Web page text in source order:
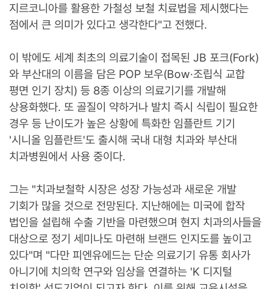
지르코니아를 활용한 가철성 보철 치료법을 제시했다는
점에서 큰 의미가 있다고 생각한다"고 전했다.
이 밖에도 세계 최초의 의료기술이 접목된 JB 포크(Fork)
와 부산대의 이름을 담은 POP 보우(Bow·조립식 교합
평면 인기 장치) 등 8종 이상의 의료기기를 개발해
상용화했다. 또 골질이 약하거나 발치 즉시 식립이 필요한
경우 등 난이도가 높은 상황에 특화한 임플란트 기기
'시니올 임플란트'도 출시해 국내 대형 치과와 부산대
치과병원에서 사용 중이다.
그는 "치과보철학 시장은 성장 가능성과 새로운 개발
기회가 많을 것으로 전망된다. 지난해에는 미국에 합작
법인을 설립해 수출 기반을 마련했으며 현지 치과의사들을
대상으로 정기 세미나도 마련해 브랜드 인지도를 높이고
있다"며 "다만 피엔유에드는 단순 의료기기 유통 회사가
아니기에 치의학 연구와 임상을 연결하는 'K 디지털